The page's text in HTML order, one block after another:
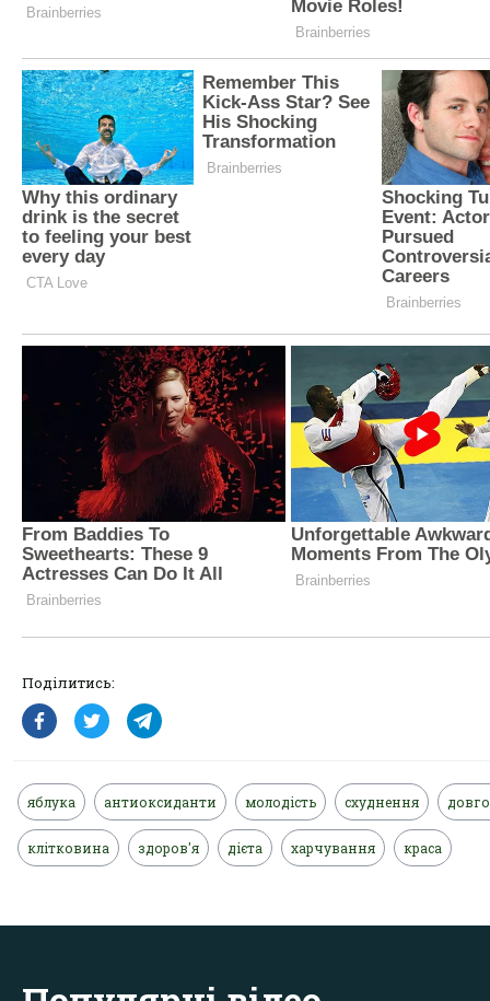
Поділитись:
яблука антиоксиданти молодість схуднення
клітковина здоров'я дієта харчування краса